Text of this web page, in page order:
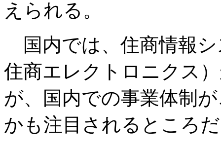
えられる。
国内では、住商情報シ
住商エレクトロニクス
が、国内での事業体制
かも注目されるところ